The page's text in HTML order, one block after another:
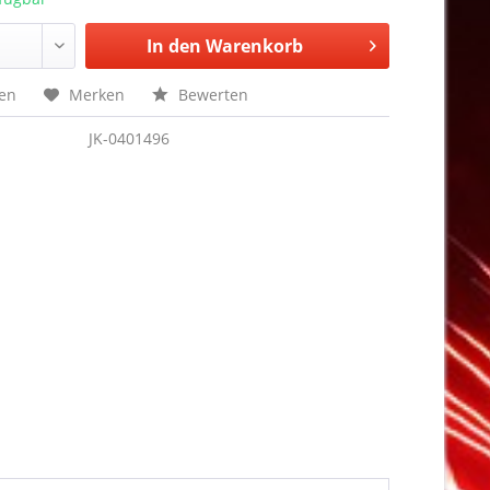
In den Warenkorb
Merken Bewerten
JK-0401496